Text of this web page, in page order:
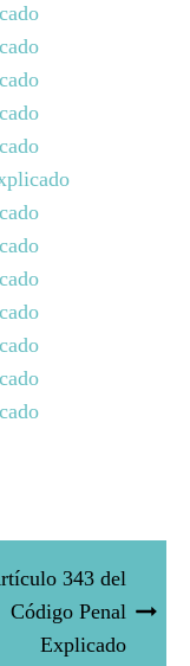
343 del
Código Penal
Explicado